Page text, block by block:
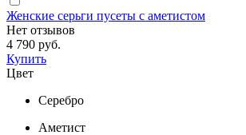
Женские серьги пусеты с аметистом
Нет отзывов
4 790 руб.
Купить
Цвет
Серебро
Аметист